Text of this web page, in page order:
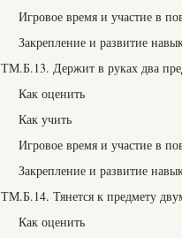
Игровое время и участие в
Закрепление и развитие
ТМ.Б.13. Держит в руках два
Как оценить
Как учить
Игровое время и участие в
Закрепление и развитие
ТМ.Б.14. Тянется к предмету
Как оценить